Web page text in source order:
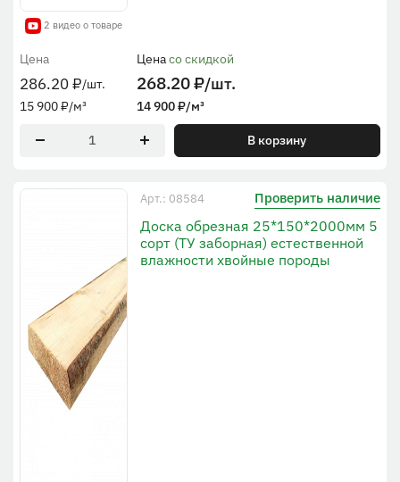
2 видео о товаре
Цена
286.20₽/шт.
15 900₽/м³
Ценасо скидкой
268.20₽/шт.
14 900₽/м³
В корзину
Арт.: 08584 Проверить наличие
Доска обрезная 25*150*2000мм 5
сорт (ТУ заборная) естественной
влажности хвойные породы